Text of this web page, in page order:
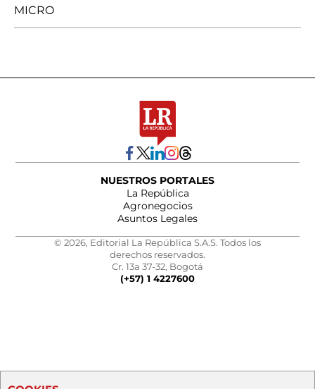
MICRO
NUESTROS PORTALES
La República
Agronegocios
Asuntos Legales
© 2026, Editorial La República S.A.S. Todos los
derechos reservados.
Cr. 13a 37-32, Bogotá
(+57) 1 4227600